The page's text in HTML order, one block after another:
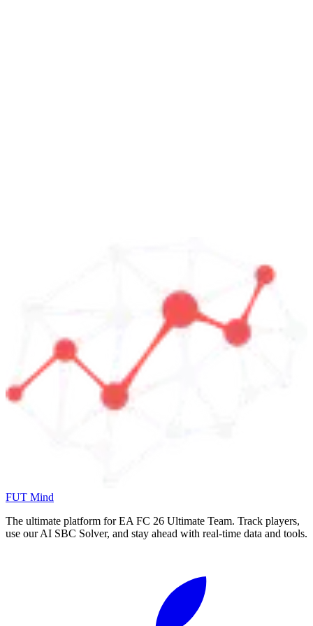
FUT Mind
The ultimate platform for EA FC 26 Ultimate Team. Track players,
use our AI SBC Solver, and stay ahead with real-time data and tools.